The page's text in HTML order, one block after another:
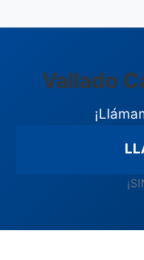
Vallado